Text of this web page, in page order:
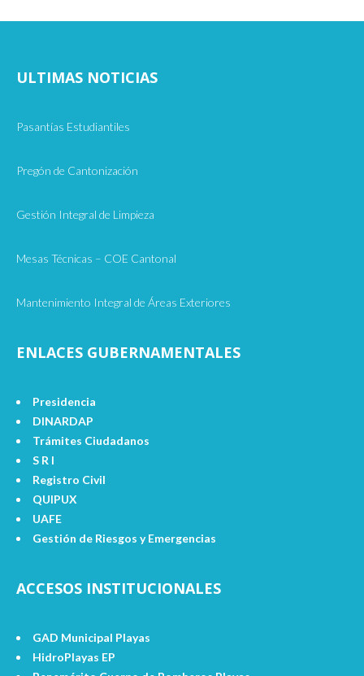
ULTIMAS NOTICIAS
Pasantías Estudiantiles
Pregón de Cantonización
Gestión Integral de Limpieza
Mesas Técnicas – COE Cantonal
Mantenimiento Integral de Áreas Exteriores
ENLACES GUBERNAMENTALES
Presidencia
DINARDAP
Trámites Ciudadanos
S R I
Registro Civil
QUIPUX
UAFE
Gestión de Riesgos y Emergencias
ACCESOS INSTITUCIONALES
GAD Municipal Playas
HidroPlayas EP